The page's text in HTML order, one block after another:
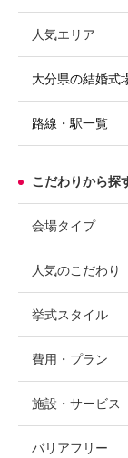
人気エリア
大分県の結婚式
路線・駅一覧
こだわりから探
会場タイプ
人気のこだわり
挙式スタイル
費用・プラン
施設・サービス
バリアフリー